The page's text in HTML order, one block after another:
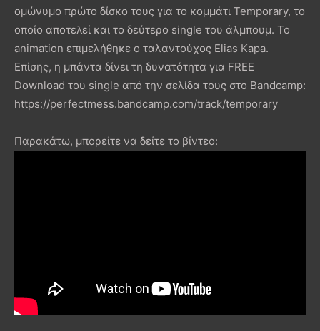
ομώνυμο πρώτο δίσκο τους για το κομμάτι Temporary, το
οποίο αποτελεί και το δεύτερο single του άλμπουμ. Το
animation επιμελήθηκε ο ταλαντούχος Elias Kapa.
Επίσης, η μπάντα δίνει τη δυνατότητα για FREE
Download του single από την σελίδα τους στο Bandcamp:
https://perfectmess.bandcamp.com/track/temporary
Παρακάτω, μπορείτε να δείτε το βίντεο: